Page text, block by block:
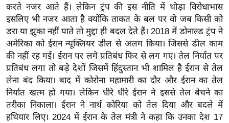
क्रि
के
ट
I
P
L
2
0
2
करते नजर आते हैं। लेकिन ट्रंप की इस नीति में थोड़ा विरोधाभास
इसलिए भी नजर आता है क्योंकि ताकत के बल पर वो जब किसी को
डरा या झुका नहीं पाते तो मुद्दा ही बदल देते हैं। 2018 में डोनाल्ड ट्रंप ने
अमेरिका को ईरान न्यूक्लियर डील से अलग किया। जिससे डील काम
की नहीं रह गई। ईरान पर लगे प्रतिबंध फिर से लग गए। तेल निर्यात पर
प्रतिबंध लगा तो बड़े देशों जिसमें हिंदुस्तान भी शामिल है ईरान से तेल
लेना बंद किया। बाद में कोरोना महामारी का दौर और ईरान का तेल
निर्यात खत्म हो गया। लेकिन धीरे धीरे ईरान ने इससे तेल बेचने का
तरीका निकाला। ईरान ने नार्थ कोरिया को तेल दिया और बदले में
हथियार लिए। 2024 में ईरान के तेल मंत्री ने कहा कि उनका देश 17